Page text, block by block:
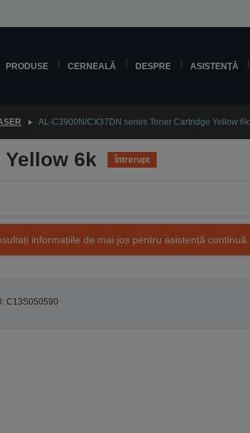
PRODUSE CERNEALĂ DESPRE ASISTENŢĂ
AL-C3900N/CX37DN series Toner Cartridge Yellow 6k
Yellow 6k Întrerupt
informațiile de mai jos pentru asistență continuă.
C13S050590